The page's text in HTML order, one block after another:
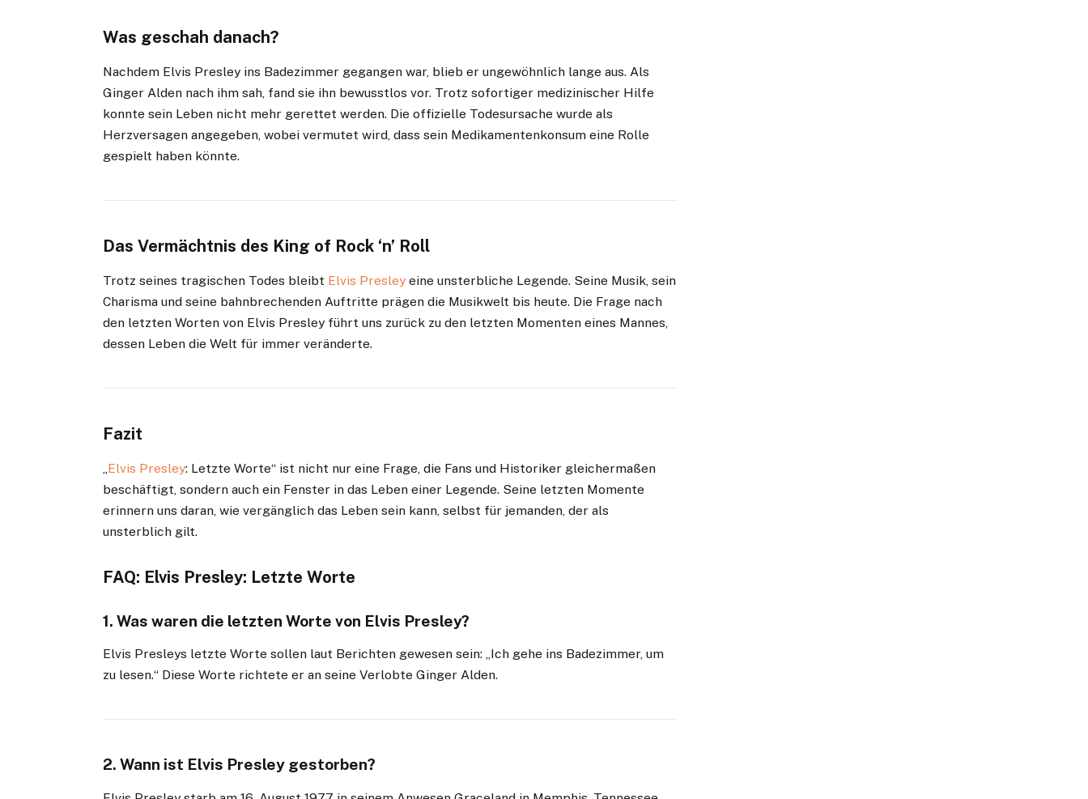
Was geschah danach?
Nachdem Elvis Presley ins Badezimmer gegangen war, blieb er ungewöhnlich lange aus. Als
Ginger Alden nach ihm sah, fand sie ihn bewusstlos vor. Trotz sofortiger medizinischer Hilfe
konnte sein Leben nicht mehr gerettet werden. Die offizielle Todesursache wurde als
Herzversagen angegeben, wobei vermutet wird, dass sein Medikamentenkonsum eine Rolle
gespielt haben könnte.
Das Vermächtnis des King of Rock ‘n’ Roll
Trotz seines tragischen Todes bleibt Elvis Presley eine unsterbliche Legende. Seine Musik, sein
Charisma und seine bahnbrechenden Auftritte prägen die Musikwelt bis heute. Die Frage nach
den letzten Worten von Elvis Presley führt uns zurück zu den letzten Momenten eines Mannes,
dessen Leben die Welt für immer veränderte.
Fazit
„Elvis Presley: Letzte Worte“ ist nicht nur eine Frage, die Fans und Historiker gleichermaßen
beschäftigt, sondern auch ein Fenster in das Leben einer Legende. Seine letzten Momente
erinnern uns daran, wie vergänglich das Leben sein kann, selbst für jemanden, der als
unsterblich gilt.
FAQ: Elvis Presley: Letzte Worte
1. Was waren die letzten Worte von Elvis Presley?
Elvis Presleys letzte Worte sollen laut Berichten gewesen sein: „Ich gehe ins Badezimmer, um
zu lesen.“ Diese Worte richtete er an seine Verlobte Ginger Alden.
2. Wann ist Elvis Presley gestorben?